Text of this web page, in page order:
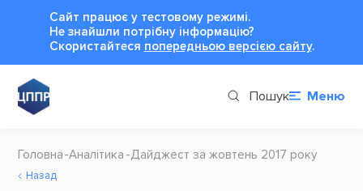
Сайт працює у тестовому режимі.
Не знайшли потрібну інформацію?
Cкористайтеся попередньою версією сайту.
Пошук Меню
Головна Аналітика Дайджест за жовтень 2017 року
Назад